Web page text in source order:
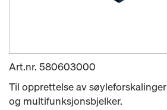
Art.nr. 580603000
Til opprettelse av
og multifunksjonsbjelker.